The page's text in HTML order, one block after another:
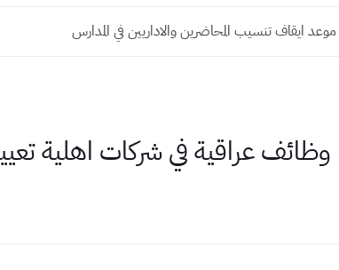
موعد ايقاف تنسيب المحاضرين والاداريين في المدارس